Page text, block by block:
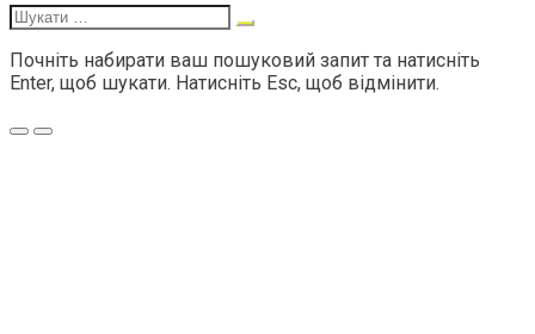
Шукати:
Почніть набирати ваш пошуковий запит та натисніть
Enter, щоб шукати. Натисніть Esc, щоб відмінити.
Меню